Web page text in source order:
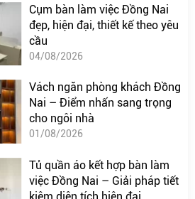
Cụm bàn làm việc Đồng Nai
đẹp, hiện đại, thiết kế theo yêu
cầu
04/08/2026
Vách ngăn phòng khách Đồng
Nai – Điểm nhấn sang trọng
cho ngôi nhà
01/08/2026
Tủ quần áo kết hợp bàn làm
việc Đồng Nai – Giải pháp tiết